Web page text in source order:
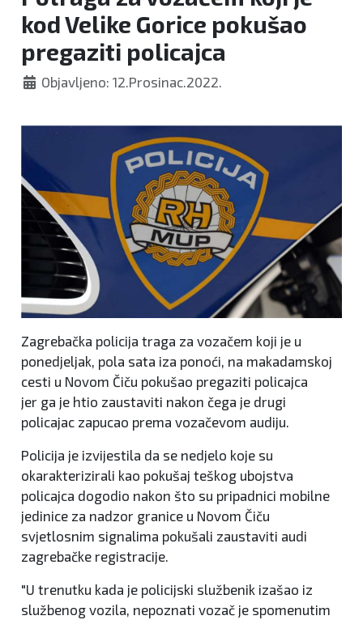
kod Velike Gorice pokušao
pregaziti policajca
Objavljeno: 12.Prosinac.2022.
Zagrebačka policija traga za vozačem koji je u
ponedjeljak, pola sata iza ponoći, na makadamskoj
cesti u Novom Čiču pokušao pregaziti policajca
jer ga je htio zaustaviti nakon čega je drugi
policajac zapucao prema vozačevom audiju.
Policija je izvijestila da se nedjelo koje su
okarakterizirali kao pokušaj teškog ubojstva
policajca dogodio nakon što su pripadnici mobilne
jedinice za nadzor granice u Novom Čiču
svjetlosnim signalima pokušali zaustaviti audi
zagrebačke registracije.
"U trenutku kada je policijski službenik izašao iz
službenog vozila, nepoznati vozač je spomenutim